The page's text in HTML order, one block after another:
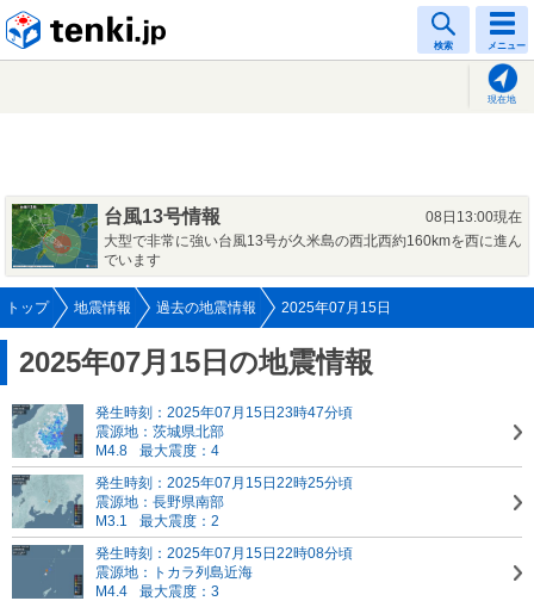
検索 メニュー
現在地
台風13号情報
08日13:00現在
大型で非常に強い台風13号が久米島の西北西約160kmを西に進ん
でいます
トップ 地震情報 過去の地震情報 2025年07月15日
2025年07月15日の地震情報
発生時刻：2025年07月15日23時47分頃
震源地：茨城県北部
M4.8
最大震度：4
発生時刻：2025年07月15日22時25分頃
震源地：長野県南部
M3.1
最大震度：2
発生時刻：2025年07月15日22時08分頃
震源地：トカラ列島近海
M4.4
最大震度：3